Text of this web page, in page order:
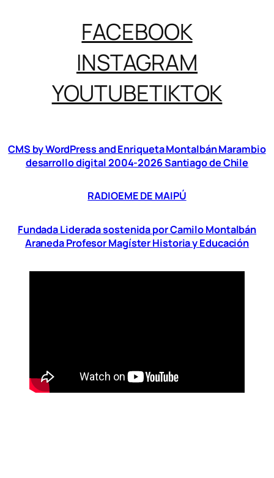
FACEBOOK
INSTAGRAM
YOUTUBETIKTOK
CMS by WordPress and Enriqueta Montalbán Marambio
desarrollo digital 2004-2026 Santiago de Chile
RADIOEME DE MAIPÚ
Fundada Liderada sostenida por Camilo Montalbán
Araneda Profesor Magíster Historia y Educación